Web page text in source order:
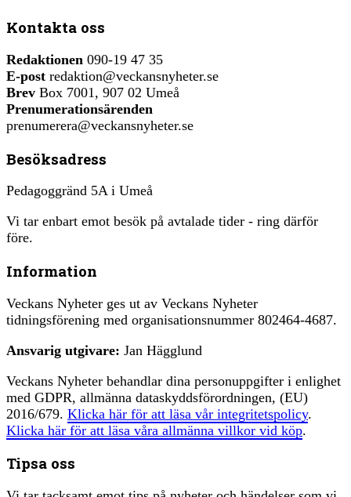
Kontakta oss
Redaktionen 090-19 47 35
E-post redaktion@veckansnyheter.se
Brev Box 7001, 907 02 Umeå
Prenumerationsärenden
prenumerera@veckansnyheter.se
Besöksadress
Pedagoggränd 5A i Umeå
Vi tar enbart emot besök på avtalade tider - ring därför
före.
Information
Veckans Nyheter ges ut av Veckans Nyheter
tidningsförening med organisationsnummer 802464-4687.
Ansvarig utgivare: Jan Hägglund
Veckans Nyheter behandlar dina personuppgifter i enlighet
med GDPR, allmänna dataskyddsförordningen, (EU)
2016/679. Klicka här för att läsa vår integritetspolicy.
Klicka här för att läsa våra allmänna villkor vid köp.
Tipsa oss